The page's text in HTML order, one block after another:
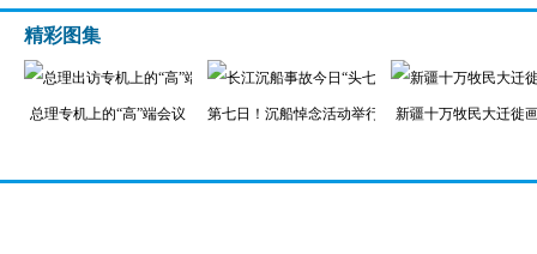
精彩图集
总理专机上的“高”端会议 第七日！沉船悼念活动举行 新疆十万牧民大迁徙